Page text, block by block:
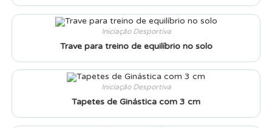
Iniciação Desportiva
Trave para treino de equilíbrio no solo
Iniciação Desportiva
Tapetes de Ginástica com 3 cm